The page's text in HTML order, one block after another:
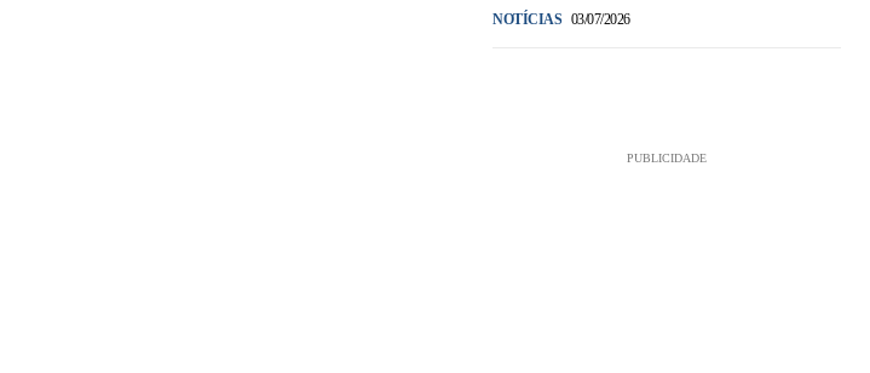
NOTÍCIAS 03/07/2026
PUBLICIDADE